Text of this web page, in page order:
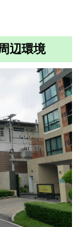
辺環境